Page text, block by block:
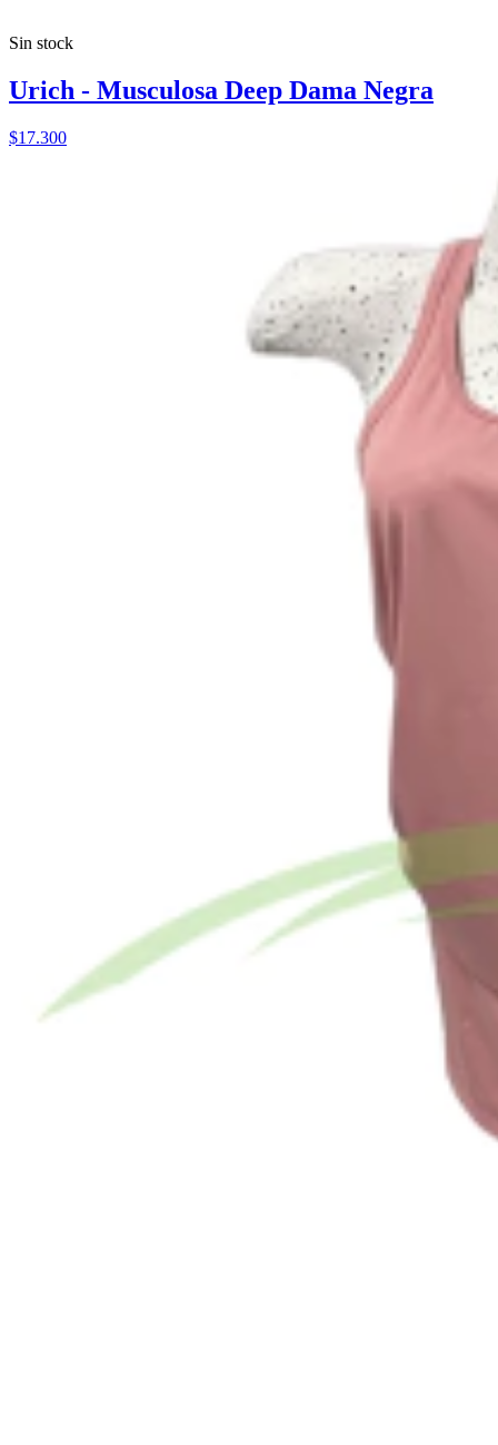
Sin stock
Urich - Musculosa Deep Dama Negra
$17.300